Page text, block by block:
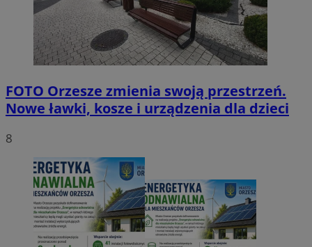
FOTO Orzesze zmienia swoją przestrzeń.
Nowe ławki, kosze i urządzenia dla dzieci
8